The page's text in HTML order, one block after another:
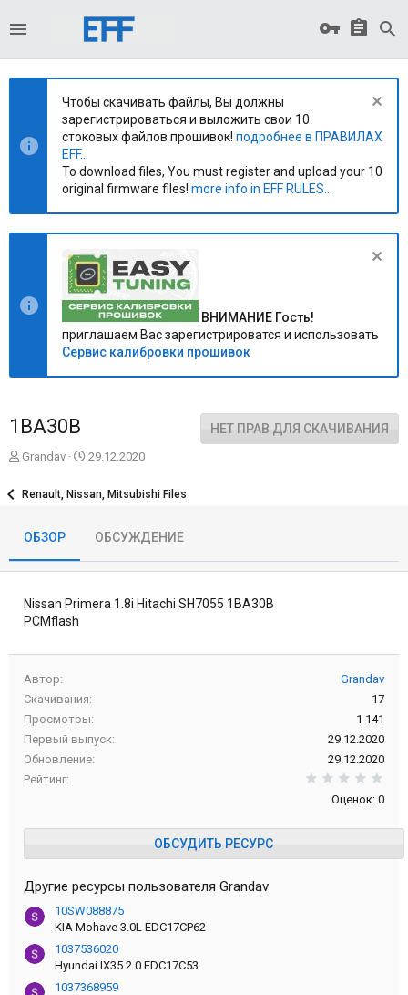
Чтобы скачивать файлы, Вы должны
зарегистрироваться и выложить свои 10
стоковых файлов прошивок! подробнее в ПРАВИЛАХ
EFF...
To download files, You must register and upload your 10
original firmware files! more info in EFF RULES...
ВНИМАНИЕ Гость!
приглашаем Вас зарегистрироватся и использовать
Сервис калибровки прошивок
1BA30B НЕТ ПРАВ ДЛЯ СКАЧИВАНИЯ
А
т
Grandav
Д
д
н
29.12.2020
Renault, Nissan, Mitsubishi Files
ОБЗОР ОБСУЖДЕНИЕ
Nissan Primera 1.8i Hitachi SH7055 1BA30B
PCMflash
Автор
Grandav
Скачивания
17
Просмотры
1 141
Первый выпуск
29.12.2020
Обновление
29.12.2020
Рейтинг
Оценок: 0
ОБСУДИТЬ РЕСУРС
Другие ресурсы пользователя Grandav
10SW088875
KIA Mohave 3.0L EDC17CP62
1037536020
Hyundai IX35 2.0 EDC17C53
1037368959